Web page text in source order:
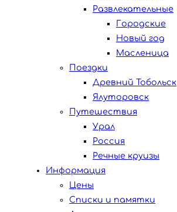
Развлекательные
Городские
Новый год
Масленица
Поездки
Древний Тобольск
Ялуторовск
Путешествия
Урал
Россия
Речные круизы
Информация
Цены
Списки и памятки